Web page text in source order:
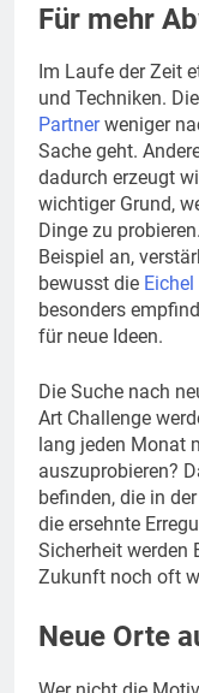
Für mehr
Im Laufe der Zeit
und Techniken.
Partnerweniger
Sache geht.
dadurch erzeugt
wichtiger Grund,
Dinge zu
Beispiel an,
bewusst die Eichel
besonders
für neue Ideen.
Die Suche nach
Art Challenge
lang jeden Monat
auszuprobieren?
befinden, die in
die ersehnte
Sicherheit werden
Zukunft noch oft
Neue Orte